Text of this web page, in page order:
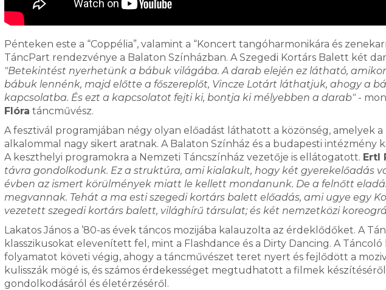
Pénteken este a “Coppélia”, valamint a “Koncert tangóharmonikára és
TáncPart rendezvénye a Balaton Színházban. A Szegedi Kortárs Balett két
"Betekintést nyerhetünk a bábuk világába. A darab elején ez látható,
bábuk lennénk, majd előtte a főszereplőt, Vincze Lotárt láthatjuk, ahogy a
kapcsolatba. És ezt a kapcsolatot fejti ki, bontja ki mélyebben a darab"-
Flóra táncművész.
A fesztivál programjában négy olyan előadást láthatott a közönség, amelyek
alkalommal nagy sikert aratnak. A Balaton Színház és a budapesti intézmény
A keszthelyi programokra a Nemzeti Táncszínház vezetője is ellátogatott. Ertl
távra gondolkodunk. Ez a struktúra, ami kialakult, hogy két gyerekelőadás
évben az ismert körülmények miatt le kellett mondanunk. De a felnőtt
megvannak. Tehát a ma esti szegedi kortárs balett előadás, ami ugye egy
vezetett szegedi kortárs balett, világhírű társulat; és két nemzetközi
Lakatos János a ’80-as évek táncos mozijába kalauzolta az érdeklődőket. A
klasszikusokat elevenített fel, mint a Flashdance és a Dirty Dancing. A
folyamatot követi végig, ahogy a táncművészet teret nyert és fejlődött a
kulisszák mögé is, és számos érdekességet megtudhatott a filmek
gondolkodásáról és életérzéséről.